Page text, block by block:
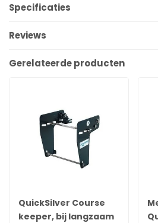
Specificaties
Reviews
Gerelateerde producten
QuickSilver Course
keeper, bij langzaam